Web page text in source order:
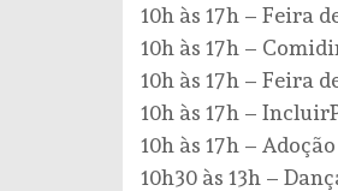
10h às 17h – Feira
10h às 17h –
10h às 17h – Feira
10h às 17h –
10h às 17h –
10h30 às 13h –